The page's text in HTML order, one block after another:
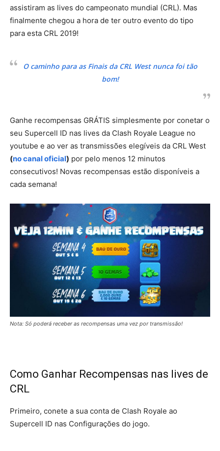
assistiram as lives do campeonato mundial (CRL). Mas
finalmente chegou a hora de ter outro evento do tipo
para esta CRL 2019!
O caminho para as Finais da CRL West nunca foi tão
bom!
Ganhe recompensas GRÁTIS simplesmente por conetar o
seu Supercell ID nas lives da Clash Royale League no
youtube e ao ver as transmissões elegíveis da CRL West
(no canal oficial) por pelo menos 12 minutos
consecutivos! Novas recompensas estão disponíveis a
cada semana!
Nota: Só poderá receber as recompensas uma vez por transmissão!
Como Ganhar Recompensas nas lives de
CRL
Primeiro, conete a sua conta de Clash Royale ao
Supercell ID nas Configurações do jogo.